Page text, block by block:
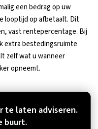
een bedrag op uw
looptijd op afbetaalt. Dit
vast rentepercentage. Bij
extra bestedingsruimte
zelf wat u wanneer
opneemt.
te laten adviseren.
buurt.